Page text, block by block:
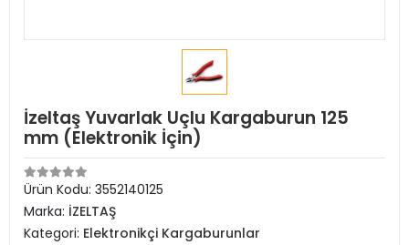
İzeltaş Yuvarlak Uçlu Kargaburun 125
mm (Elektronik İçin)
Ürün Kodu: 3552140125
Marka: İZELTAŞ
Kategori: Elektronikçi Kargaburunlar